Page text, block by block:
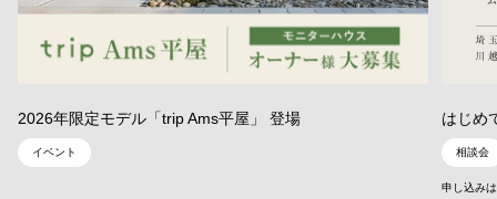
2026年限定モデル「trip Ams平屋」 登場
イベント
はじめ
相談会
申し込み